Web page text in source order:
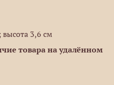
3,6 см
товара на удалённом